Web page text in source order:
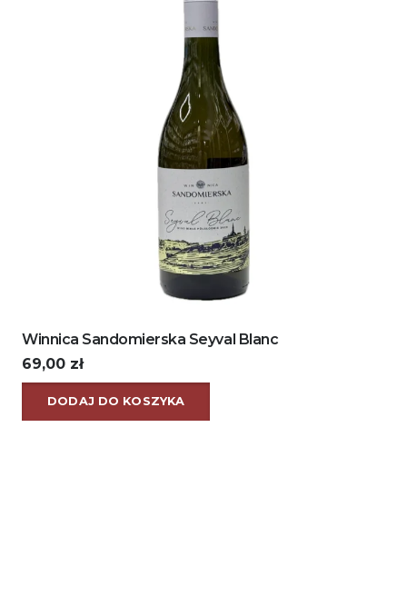
Winnica Sandomierska Seyval Blanc
69,00 zł
DODAJ DO KOSZYKA